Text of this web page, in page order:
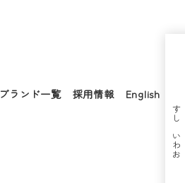
ブランド一覧 採用情報 English
すし いわお